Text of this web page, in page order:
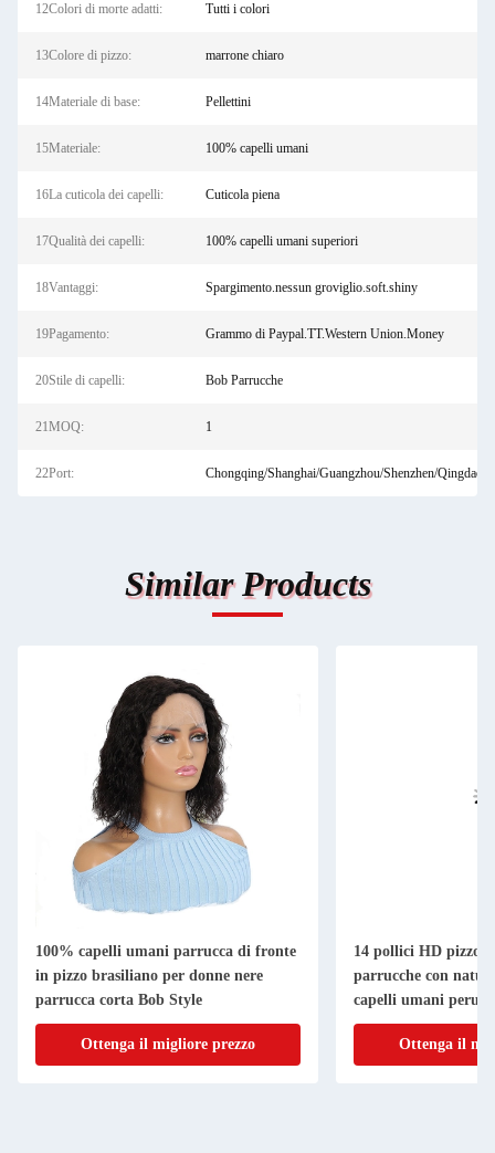
12Colori di morte adatti: Tutti i colori
13Colore di pizzo: marrone chiaro
14Materiale di base: Pellettini
15Materiale: 100% capelli umani
16La cuticola dei capelli: Cuticola piena
17Qualità dei capelli: 100% capelli umani superiori
18Vantaggi: Spargimento.nessun groviglio.soft.shiny
19Pagamento: Grammo di Paypal.TT.Western Union.Money
20Stile di capelli: Bob Parrucche
21MOQ: 1
22Port: Chongqing/Shanghai/Guangzhou/Shenzhen/Qingdao
Similar Products
100% capelli umani parrucca di fronte
in pizzo brasiliano per donne nere
parrucca corta Bob Style
Ottenga il migliore prezzo
14 pollici HD pizzo
parrucche con
capelli umani
Ottenga il